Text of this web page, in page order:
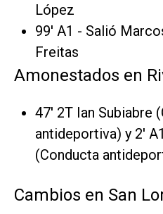
López
99' A1 - Salió
Freitas
Amonestados en
47' 2T Ian Subiabre
antideportiva) y 2'
(Conducta
Cambios en San